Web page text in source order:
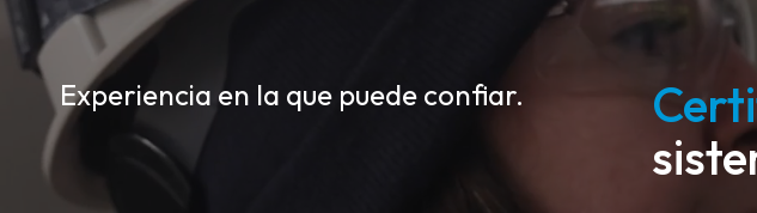
Experiencia en la que puede confiar.